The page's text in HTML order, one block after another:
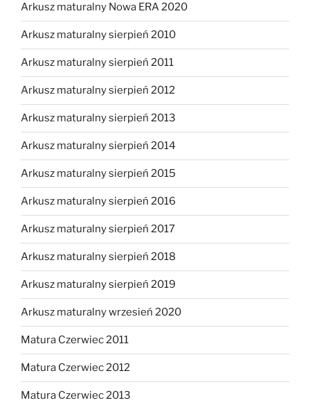
Arkusz maturalny Nowa ERA 2020
Arkusz maturalny sierpień 2010
Arkusz maturalny sierpień 2011
Arkusz maturalny sierpień 2012
Arkusz maturalny sierpień 2013
Arkusz maturalny sierpień 2014
Arkusz maturalny sierpień 2015
Arkusz maturalny sierpień 2016
Arkusz maturalny sierpień 2017
Arkusz maturalny sierpień 2018
Arkusz maturalny sierpień 2019
Arkusz maturalny wrzesień 2020
Matura Czerwiec 2011
Matura Czerwiec 2012
Matura Czerwiec 2013